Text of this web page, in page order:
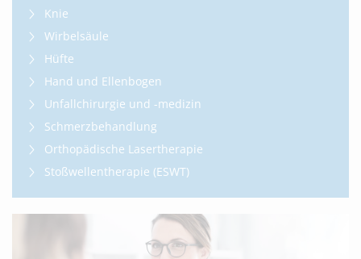
Knie
Wirbelsäule
Hüfte
Hand und Ellenbogen
Unfallchirurgie und -medizin
Schmerzbehandlung
Orthopädische Lasertherapie
Stoßwellentherapie (ESWT)